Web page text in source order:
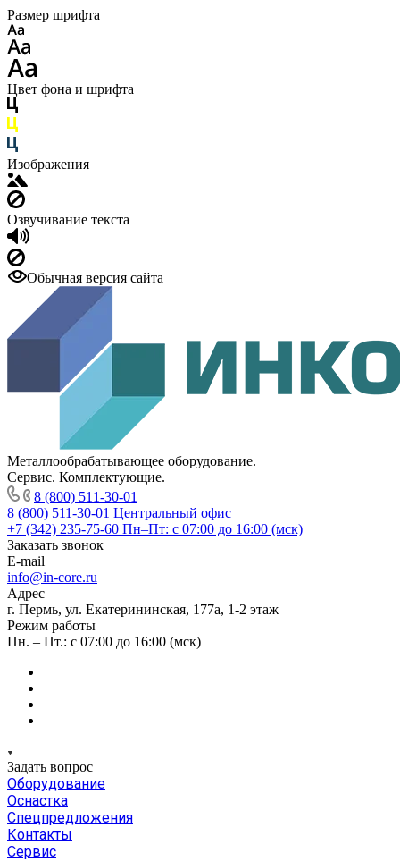
Размер шрифта
Цвет фона и шрифта
Изображения
Озвучивание текста
Обычная версия сайта
Металлообрабатывающее оборудование.
Сервис. Комплектующие.
8 (800) 511-30-01
8 (800) 511-30-01 Центральный офис
+7 (342) 235-75-60 Пн–Пт: с 07:00 до 16:00 (мск)
Заказать звонок
E-mail
info@in-core.ru
Адрес
г. Пермь, ул. ​Екатерининская, 177а, ​1-2 этаж
Режим работы
Пн. – Пт.: с 07:00 до 16:00 (мск)
Задать вопрос
Оборудование
Оснастка
Спецпредложения
Контакты
Сервис